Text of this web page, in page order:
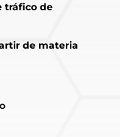
tráfico de
de materia